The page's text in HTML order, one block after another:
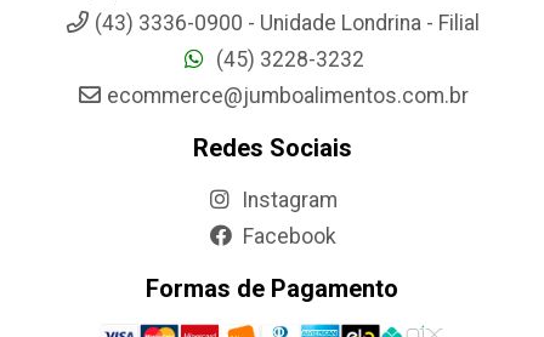
(43) 3336-0900 - Unidade Londrina - Filial
(45) 3228-3232
ecommerce@jumboalimentos.com.br
Redes Sociais
Instagram
Facebook
Formas de Pagamento